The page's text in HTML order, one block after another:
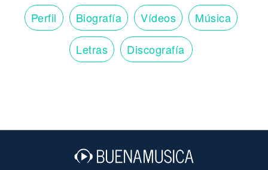
Perfil Biografía Vídeos Música
Letras Discografía